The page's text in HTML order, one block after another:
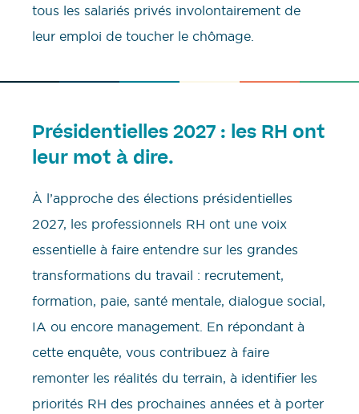
tous les salariés privés involontairement de
leur emploi de toucher le chômage.
Présidentielles 2027 : les RH ont
leur mot à dire.
À l’approche des élections présidentielles
2027, les professionnels RH ont une voix
essentielle à faire entendre sur les grandes
transformations du travail : recrutement,
formation, paie, santé mentale, dialogue social,
IA ou encore management. En répondant à
cette enquête, vous contribuez à faire
remonter les réalités du terrain, à identifier les
priorités RH des prochaines années et à porter